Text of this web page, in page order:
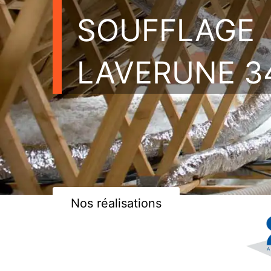
SOUFFLAGE
LAVERUNE
Nos réalisations